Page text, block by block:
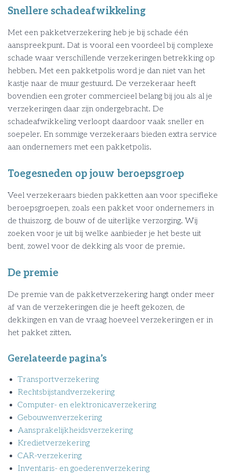
Snellere schadeafwikkeling
Met een pakketverzekering heb je bij schade één
aanspreekpunt. Dat is vooral een voordeel bij complexe
schade waar verschillende verzekeringen betrekking op
hebben. Met een pakketpolis word je dan niet van het
kastje naar de muur gestuurd. De verzekeraar heeft
bovendien een groter commercieel belang bij jou als al je
verzekeringen daar zijn ondergebracht. De
schadeafwikkeling verloopt daardoor vaak sneller en
soepeler. En sommige verzekeraars bieden extra service
aan ondernemers met een pakketpolis.
Toegesneden op jouw beroepsgroep
Veel verzekeraars bieden pakketten aan voor specifieke
beroepsgroepen, zoals een pakket voor ondernemers in
de thuiszorg, de bouw of de uiterlijke verzorging. Wij
zoeken voor je uit bij welke aanbieder je het beste uit
bent, zowel voor de dekking als voor de premie.
De premie
De premie van de pakketverzekering hangt onder meer
af van de verzekeringen die je heeft gekozen, de
dekkingen en van de vraag hoeveel verzekeringen er in
het pakket zitten.
Gerelateerde pagina’s
Transportverzekering
Rechtsbijstandverzekering
Computer- en elektronicaverzekering
Gebouwenverzekering
Aansprakelijkheidsverzekering
Kredietverzekering
CAR-verzekering
Inventaris- en goederenverzekering